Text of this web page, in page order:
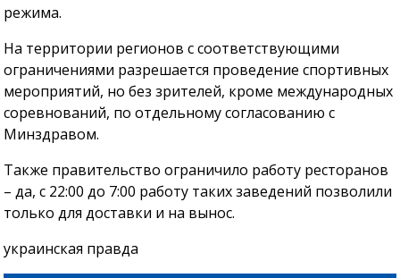
режима.
На территории регионов с соответствующими
ограничениями разрешается проведение спортивных
мероприятий, но без зрителей, кроме международных
соревнований, по отдельному согласованию с
Минздравом.
Также правительство ограничило работу ресторанов
– да, с 22:00 до 7:00 работу таких заведений позволили
только для доставки и на вынос.
украинская правда